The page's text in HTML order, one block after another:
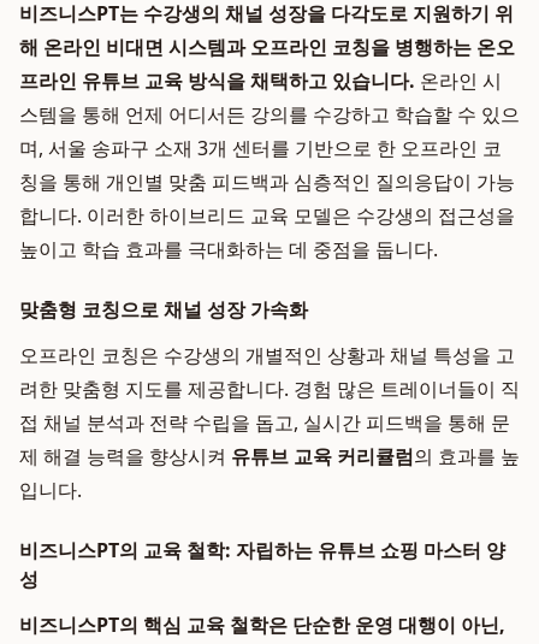
비즈니스PT는 수강생의 채널 성장을 다각도로 지원하기 위
해 온라인 비대면 시스템과 오프라인 코칭을 병행하는 온오
프라인 유튜브 교육 방식을 채택하고 있습니다. 온라인 시
스템을 통해 언제 어디서든 강의를 수강하고 학습할 수 있으
며, 서울 송파구 소재 3개 센터를 기반으로 한 오프라인 코
칭을 통해 개인별 맞춤 피드백과 심층적인 질의응답이 가능
합니다. 이러한 하이브리드 교육 모델은 수강생의 접근성을
높이고 학습 효과를 극대화하는 데 중점을 둡니다.
맞춤형 코칭으로 채널 성장 가속화
오프라인 코칭은 수강생의 개별적인 상황과 채널 특성을 고
려한 맞춤형 지도를 제공합니다. 경험 많은 트레이너들이 직
접 채널 분석과 전략 수립을 돕고, 실시간 피드백을 통해 문
제 해결 능력을 향상시켜 유튜브 교육 커리큘럼의 효과를 높
입니다.
비즈니스PT의 교육 철학: 자립하는 유튜브 쇼핑 마스터 양
성
비즈니스PT의 핵심 교육 철학은 단순한 운영 대행이 아닌,